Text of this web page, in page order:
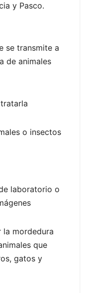
y Pasco.
se transmite a
de animales
o insectos
laboratorio o
la mordedura
que
gatos y